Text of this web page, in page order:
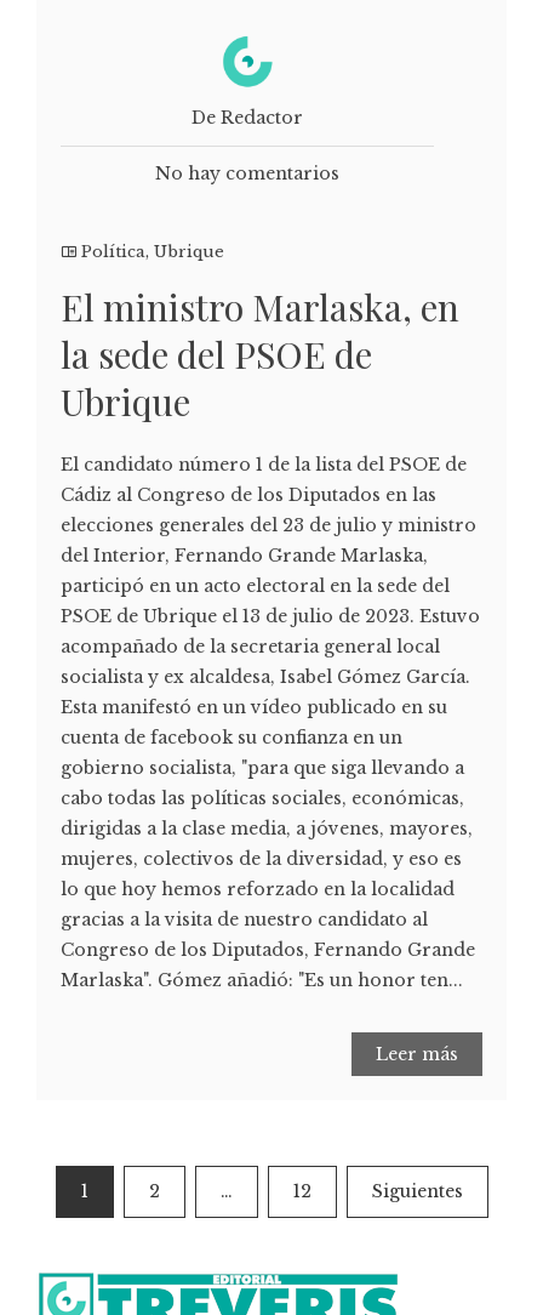
De Redactor
No hay comentarios
Política, Ubrique
El ministro Marlaska, en
la sede del PSOE de
Ubrique
El candidato número 1 de la lista del PSOE de
Cádiz al Congreso de los Diputados en las
elecciones generales del 23 de julio y ministro
del Interior, Fernando Grande Marlaska,
participó en un acto electoral en la sede del
PSOE de Ubrique el 13 de julio de 2023. Estuvo
acompañado de la secretaria general local
socialista y ex alcaldesa, Isabel Gómez García.
Esta manifestó en un vídeo publicado en su
cuenta de facebook su confianza en un
gobierno socialista, "para que siga llevando a
cabo todas las políticas sociales, económicas,
dirigidas a la clase media, a jóvenes, mayores,
mujeres, colectivos de la diversidad, y eso es
lo que hoy hemos reforzado en la localidad
gracias a la visita de nuestro candidato al
Congreso de los Diputados, Fernando Grande
Marlaska". Gómez añadió: "Es un honor ten...
Leer más
1 2 … 12 Siguientes